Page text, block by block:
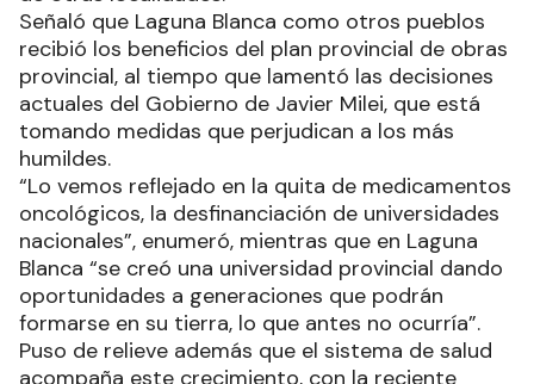
Señaló que Laguna Blanca como otros pueblos
recibió los beneficios del plan provincial de obras
provincial, al tiempo que lamentó las decisiones
actuales del Gobierno de Javier Milei, que está
tomando medidas que perjudican a los más
humildes.
“Lo vemos reflejado en la quita de medicamentos
oncológicos, la desfinanciación de universidades
nacionales”, enumeró, mientras que en Laguna
Blanca “se creó una universidad provincial dando
oportunidades a generaciones que podrán
formarse en su tierra, lo que antes no ocurría”.
Puso de relieve además que el sistema de salud